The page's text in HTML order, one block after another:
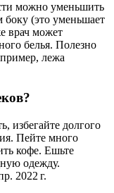
можно уменьшить
боку (это уменьшает
врач может
белья. Полезно
лежа
избегайте долгого
Пейте много
кофе. Ешьте
одежду.
2022 г.